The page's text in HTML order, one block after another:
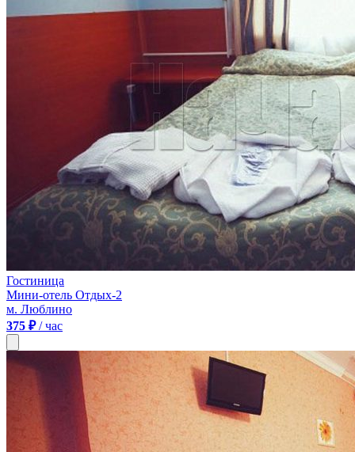
Гостиница
Мини-отель Отдых-2
м. Люблино
375 ₽/ час